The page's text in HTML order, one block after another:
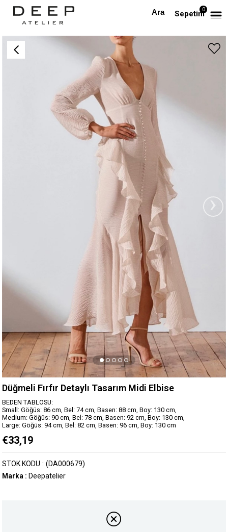
Sepetim0
Anasayfa TÜM ELBİSELER Düğmeli Fırfır Detaylı Tasarım Midi Elbise
›
Düğmeli Fırfır Detaylı Tasarım Midi Elbise
BEDEN TABLOSU:
Small: Göğüs: 86 cm, Bel: 74 cm, Basen: 88 cm, Boy: 130 cm,
Medium: Göğüs: 90 cm, Bel: 78 cm, Basen: 92 cm, Boy: 130 cm,
Large: Göğüs: 94 cm, Bel: 82 cm, Basen: 96 cm, Boy: 130 cm
€33,19
(DA000679)
STOK KODU
Marka : Deepatelier